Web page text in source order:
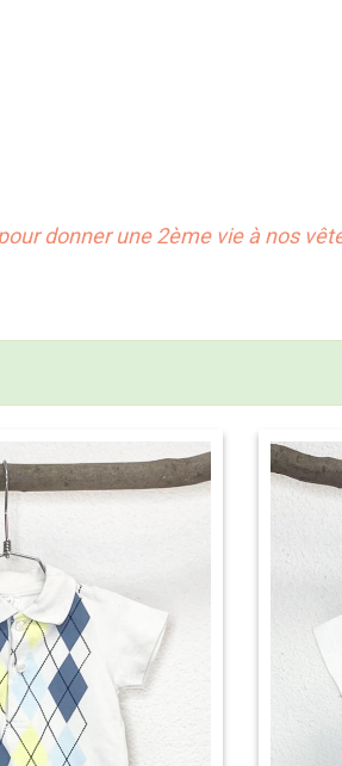
donner une 2ème vie à nos